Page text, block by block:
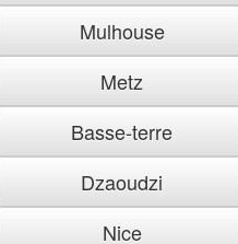
Mulhouse
Metz
Basse-terre
Dzaoudzi
Nice